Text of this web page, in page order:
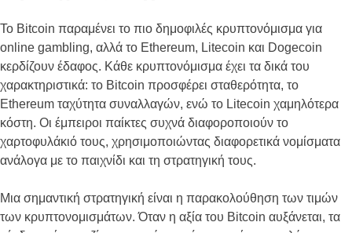
Το Bitcoin παραμένει το πιο δημοφιλές κρυπτονόμισμα για
online gambling, αλλά το Ethereum, Litecoin και Dogecoin
κερδίζουν έδαφος. Κάθε κρυπτονόμισμα έχει τα δικά του
χαρακτηριστικά: το Bitcoin προσφέρει σταθερότητα, το
Ethereum ταχύτητα συναλλαγών, ενώ το Litecoin χαμηλότερα
κόστη. Οι έμπειροι παίκτες συχνά διαφοροποιούν το
χαρτοφυλάκιό τους, χρησιμοποιώντας διαφορετικά νομίσματα
ανάλογα με το παιχνίδι και τη στρατηγική τους.
Μια σημαντική στρατηγική είναι η παρακολούθηση των τιμών
των κρυπτονομισμάτων. Όταν η αξία του Bitcoin αυξάνεται, τα